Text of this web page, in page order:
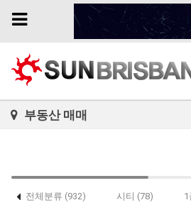
Toggle
부동산 매매
전체분류 (932) 시티 (78) 1